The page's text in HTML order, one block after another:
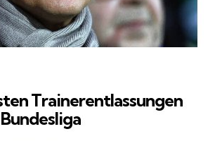
Trainerentlassungen